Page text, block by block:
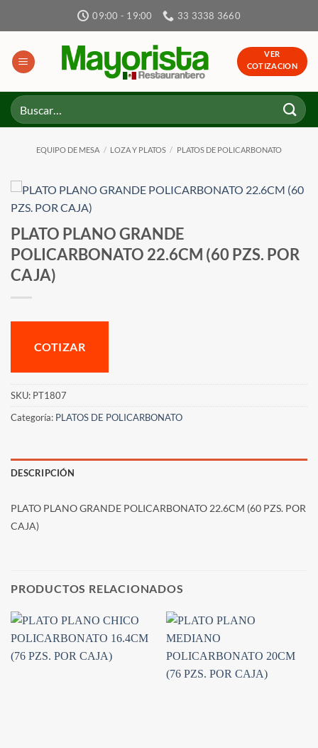
09:00 - 19:00 33 3338 3660
VER
COTIZACION
Buscar
por:
EQUIPO DE MESA / LOZA Y PLATOS / PLATOS DE POLICARBONATO
PLATO PLANO GRANDE
POLICARBONATO 22.6CM (60 PZS. POR
CAJA)
COTIZAR
SKU: PT1807
Categoría: PLATOS DE POLICARBONATO
DESCRIPCIÓN
PLATO PLANO GRANDE POLICARBONATO 22.6CM (60 PZS. POR
CAJA)
PRODUCTOS RELACIONADOS